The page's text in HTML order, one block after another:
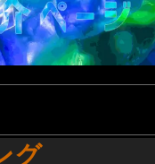
グ